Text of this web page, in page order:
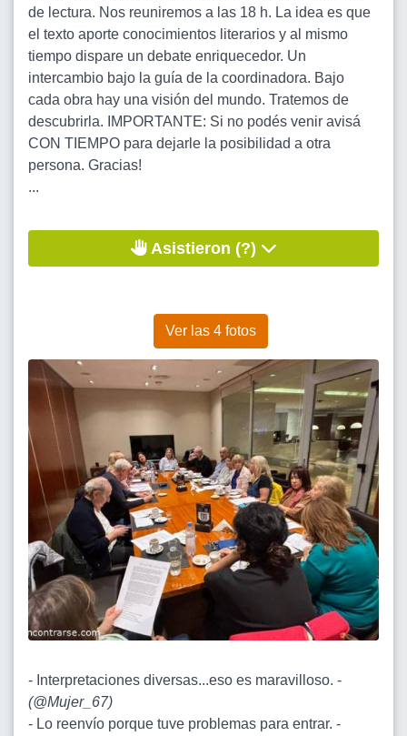
de lectura. Nos reuniremos a las 18 h. La idea es que
el texto aporte conocimientos literarios y al mismo
tiempo dispare un debate enriquecedor. Un
intercambio bajo la guía de la coordinadora. Bajo
cada obra hay una visión del mundo. Tratemos de
descubrirla. IMPORTANTE: Si no podés venir avisá
CON TIEMPO para dejarle la posibilidad a otra
persona. Gracias!
...
Asistieron (?)
Ver las 4 fotos
- Interpretaciones diversas...eso es maravilloso. -
(@Mujer_67)
- Lo reenvío porque tuve problemas para entrar. -